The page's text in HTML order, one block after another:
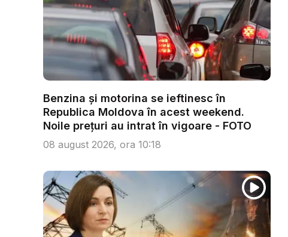
Benzina și motorina se ieftinesc în
Republica Moldova în acest weekend.
Noile prețuri au intrat în vigoare - FOTO
08 august 2026, ora 10:18